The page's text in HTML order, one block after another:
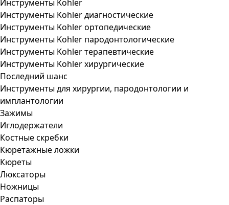
Инструменты Kohler
Инструменты Kohler диагностические
Инструменты Kohler ортопедические
Инструменты Kohler пародонтологические
Инструменты Kohler терапевтические
Инструменты Kohler хирургические
Последний шанс
Инструменты для хирургии, пародонтологии и
имплантологии
Зажимы
Иглодержатели
Костные скребки
Кюретажные ложки
Кюреты
Люксаторы
Ножницы
Распаторы